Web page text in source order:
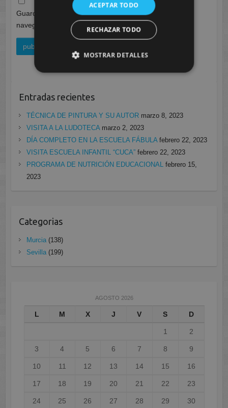
Guarda mi nombre, correo electrónico y web en este
navegador para la próxima vez que comente.
Entradas recientes
TÉCNICA DE PINTURA Y SU AUTOR marzo 8, 2023
VISITA A LA LUDOTECA marzo 2, 2023
DÍA COMPLETO EN LA ESCUELA FÁBULA febrero 22, 2023
VISITA ESCUELA INFANTIL “CUCA” febrero 22, 2023
PROGRAMA DE NUTRICIÓN EDUCACIONAL febrero 15,
2023
Categorias
Murcia(138)
Sevilla(199)
AGOSTO 2026
L M X J V S D
1 2
3 4 5 6 7 8 9
10 11 12 13 14 15 16
17 18 19 20 21 22 23
24 25 26 27 28 29 30
ACEPTAR TODO
RECHAZAR TODO
MOSTRAR DETALLES